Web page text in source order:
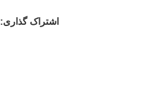
اشتراک گذاری: